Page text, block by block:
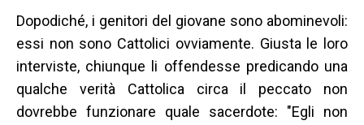
Dopodiché, i genitori del giovane sono abominevoli:
essi non sono Cattolici ovviamente. Giusta le loro
interviste, chiunque li offendesse predicando una
qualche verità Cattolica circa il peccato non
dovrebbe funzionare quale sacerdote: "Egli non